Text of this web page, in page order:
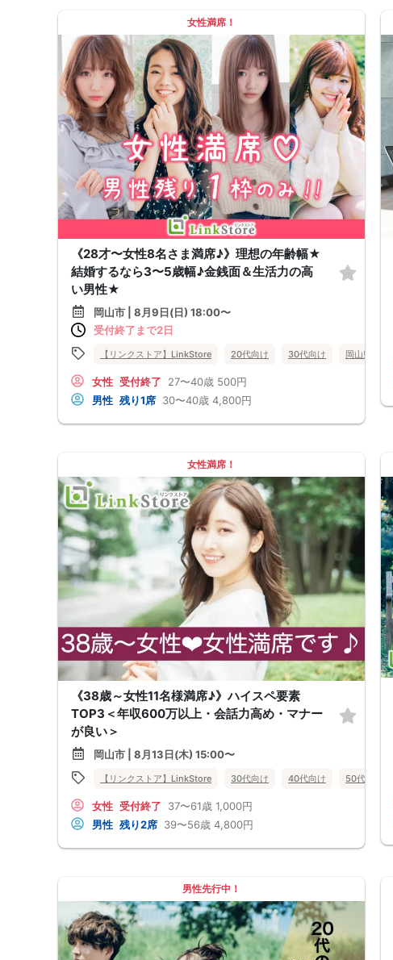
女性満席！
《28才〜女性8名さま満席♪》理想の年齢幅★
結婚するなら3〜5歳幅♪金銭面＆生活力の高
い男性★
岡山市 | 8月9日(日) 18:00〜
受付終了まで2日
【リンクストア】LinkStore 20代向け 30代向け 岡山県
女性 受付終了 27〜40歳 500円
男性 残り1席 30〜40歳 4,800円
女性満席！
《38歳～女性11名様満席♪》ハイスペ要素
TOP3＜年収600万以上・会話力高め・マナー
が良い＞
岡山市 | 8月13日(木) 15:00〜
【リンクストア】LinkStore 30代向け 40代向け 50代向け
女性 受付終了 37〜61歳 1,000円
男性 残り2席 39〜56歳 4,800円
男性先行中！